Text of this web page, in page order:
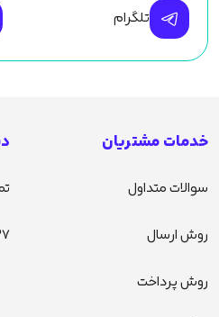
تلگرام
خدمات مشتریان
سوالات متداول
روش ارسال
روش پرداخت